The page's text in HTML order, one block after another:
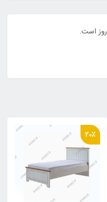
زمان تقریبی ارسال محصول 20 روز است.
20٪